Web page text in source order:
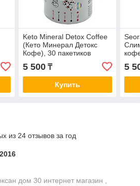
Keto Mineral Detox Coffee
(Кето Минерал Детокс
Кофе), 30 пакетиков
5 500₸
Купить
5
из 24 отзывов за год
дом 30 интернет магазин ,